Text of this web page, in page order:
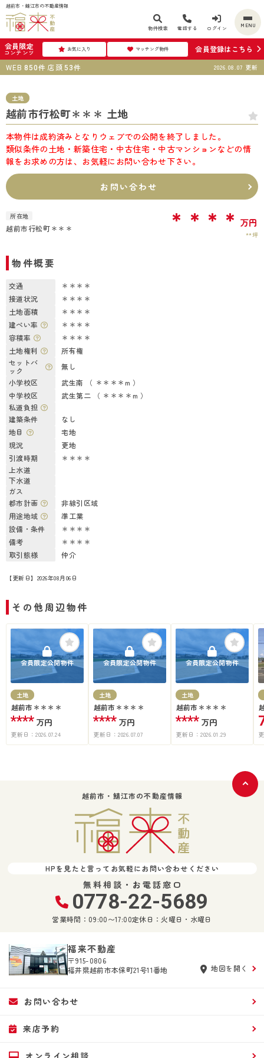
越前市・鯖江市の不動産情報
物件検索 電話する ログイン MENU
会員限定
コンテンツ お気に入り マッチング物件
会員登録はこちら
WEB 850件 店頭 53件 2026.08.07 更新
土地
越前市行松町＊＊＊ 土地
本物件は成約済みとなりウェブでの公開を終了しました。
類似条件の土地・新築住宅・中古住宅・中古マンションなどの情
報をお求めの方は、お気軽にお問い合わせ下さい。
お問い合わせ
所在地
越前市行松町＊＊＊ ＊＊＊＊ 万円
**坪
物件概要
交通
＊＊＊＊
接道状況
＊＊＊＊
土地面積
＊＊＊＊
建ぺい率
＊＊＊＊
容積率
＊＊＊＊
土地権利
所有権
セットバ
ック
無し
小学校区
武生南 （ ＊＊＊＊m ）
中学校区
武生第二 （ ＊＊＊＊m ）
私道負担
建築条件
なし
地目
宅地
現況
更地
引渡時期
＊＊＊＊
上水道
下水道
ガス
都市計画
非線引区域
用途地域
準工業
設備・条件
＊＊＊＊
備考
＊＊＊＊
取引態様
仲介
【更新日】2026年08月06日
その他周辺物件
会員限定公開物件
土地
越前市＊＊＊＊
**** 万円
更新日： 2026.07.24
会員限定公開物件
土地
越前市＊＊＊＊
**** 万円
更新日： 2026.07.07
会員限定公開物件
土地
越前市＊＊＊＊
**** 万円
更新日： 2026.01.29
越前市・鯖江市の不動産情報
HPを見たと言ってお気軽にお問い合わせください
無料相談・お電話窓口
0778-22-5689
営業時間：09:00〜17:00定休日：火曜日・水曜日
福来不動産
〒915-0806
福井県越前市本保町21号11番地
地図を開く
お問い合わせ
来店予約